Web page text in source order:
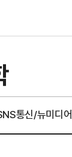
통신/뉴미디어